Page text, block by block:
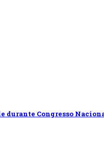
durante Congresso